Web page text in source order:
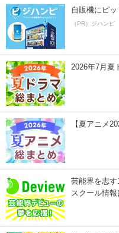
自販機にピ
（PR）ジハンピ
2026年7月夏
【夏アニメ
芸能界を志す
スクール情